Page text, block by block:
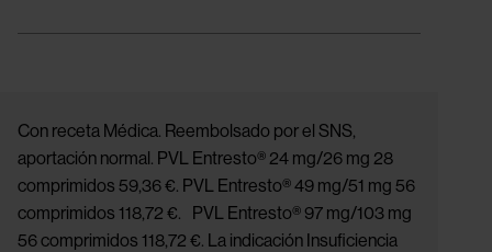
Con receta Médica. Reembolsado por el SNS,
aportación normal. PVL Entresto® 24 mg/26 mg 28
comprimidos 59,36 €. PVL Entresto® 49 mg/51 mg 56
comprimidos 118,72 €. PVL Entresto® 97 mg/103 mg
56 comprimidos 118,72 €. La indicación Insuficiencia